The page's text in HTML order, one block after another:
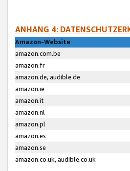
ANHANG 4:
Amazon-Website
amazon.com.be
amazon.fr
amazon.de, audible.de
amazon.ie
amazon.it
amazon.nl
amazon.pl
amazon.es
amazon.se
amazon.co.uk, audible.co.uk